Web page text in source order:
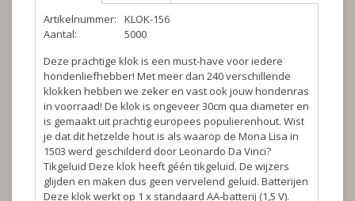
Artikelnummer:
KLOK-156
Aantal:
5000
Deze prachtige klok is een must-have voor iedere
hondenliefhebber! Met meer dan 240 verschillende
klokken hebben we zeker en vast ook jouw hondenras
in voorraad! De klok is ongeveer 30cm qua diameter en
is gemaakt uit prachtig europees populierenhout. Wist
je dat dit hetzelde hout is als waarop de Mona Lisa in
1503 werd geschilderd door Leonardo Da Vinci?
Tikgeluid Deze klok heeft géén tikgeluid. De wijzers
glijden en maken dus geen vervelend geluid. Batterijen
Deze klok werkt op 1 x standaard AA-batterij (1,5 V).